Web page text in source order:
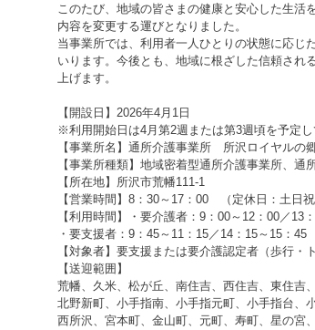
このたび、地域の皆さまの健康と安心した生
内容を変更する運びとなりました。
当事業所では、利用者一人ひとりの状態に応じ
いります。今後とも、地域に根ざした信頼され
上げます。
【開設日】2026年4月1日
※利用開始日は4月第2週または第3週頃を予定し
【事業所名】通所介護事業所 所沢ロイヤルの
【事業所種類】地域密着型通所介護事業所、通
【所在地】所沢市荒幡111-1
【営業時間】8：30～17：00 （定休日：土日
【利用時間】・要介護者：9：00～12：00／13
・要支援者：9：45～11：15／14：15～15：45
【対象者】要支援または要介護認定者（歩行・
【送迎範囲】
荒幡、久米、松が丘、南住吉、西住吉、東住吉
北野新町、小手指南、小手指元町、小手指台、
西所沢、宮本町、金山町、元町、寿町、星の宮